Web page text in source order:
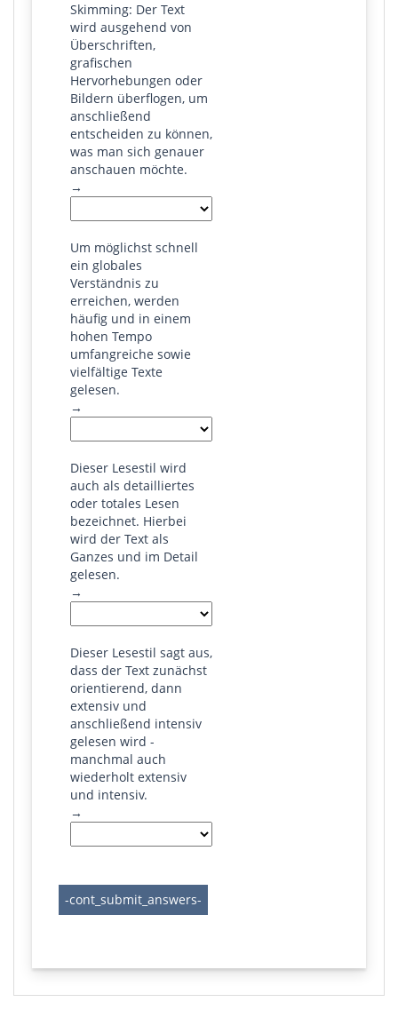
Skimming: Der Text
wird ausgehend von
Überschriften,
grafischen
Hervorhebungen oder
Bildern überflogen, um
anschließend
entscheiden zu können,
was man sich genauer
anschauen möchte.
→
Um möglichst schnell
ein globales
Verständnis zu
erreichen, werden
häufig und in einem
hohen Tempo
umfangreiche sowie
vielfältige Texte
gelesen.
→
Dieser Lesestil wird
auch als detailliertes
oder totales Lesen
bezeichnet. Hierbei
wird der Text als
Ganzes und im Detail
gelesen.
→
Dieser Lesestil sagt aus,
dass der Text zunächst
orientierend, dann
extensiv und
anschließend intensiv
gelesen wird -
manchmal auch
wiederholt extensiv
und intensiv.
→